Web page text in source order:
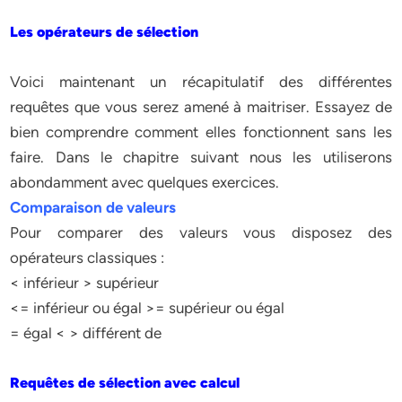
Les opérateurs de sélection
Voici maintenant un récapitulatif des différentes
requêtes que vous serez amené à maitriser. Essayez de
bien comprendre comment elles fonctionnent sans les
faire. Dans le chapitre suivant nous les utiliserons
abondamment avec quelques exercices.
Comparaison de valeurs
Pour comparer des valeurs vous disposez des
opérateurs classiques :
< inférieur > supérieur
<= inférieur ou égal >= supérieur ou égal
= égal < > différent de
Requêtes de sélection avec calcul